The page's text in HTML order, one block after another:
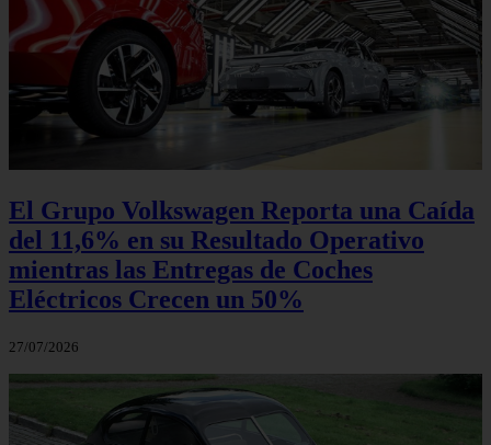
El Grupo Volkswagen Reporta una Caída
del 11,6% en su Resultado Operativo
mientras las Entregas de Coches
Eléctricos Crecen un 50%
27/07/2026